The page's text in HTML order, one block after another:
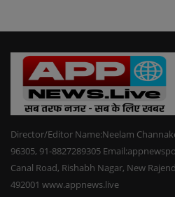
Director/Editor Name:Neelam
96305, 91-8827289305
Canal Road, Rishabh Nagar, New
492001 www.appnews.live